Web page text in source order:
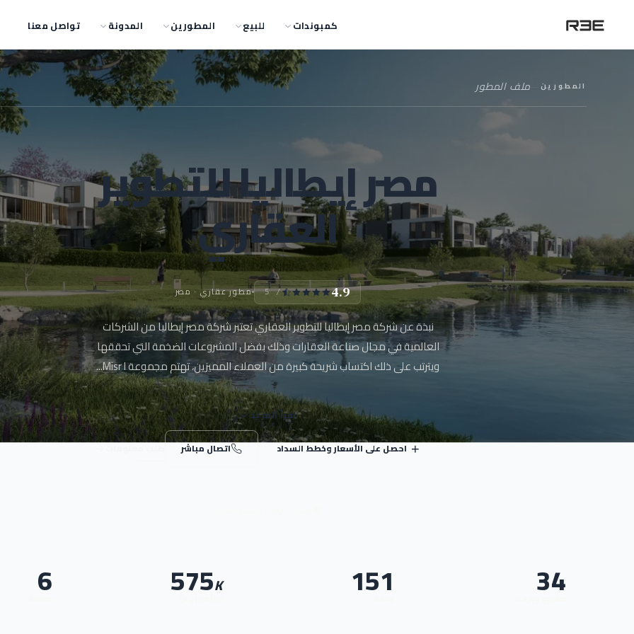
كمبوندات للبيع المطورين المدونة تواصل معنا
المطورين ملف المطور
مصر إيطاليا للتطوير
العقاري
4.9
/ 5 مطور عقاري · مصر
نبذة عن شركة مصر إيطاليا للتطوير العقاري تعتبر شركة مصر إيطاليا من الشركات
العالمية في مجال صناعة العقارات وذلك بفضل المشروعات الضخمة التي تحققها
ويترتب على ذلك اكتساب شريحة كبيرة من العملاء المميزين، تهتم مجموعة Misr I...
اقرأ المزيد
+ احصل على الأسعار وخطط السداد اتصال مباشر طلب معلومات
34
151
575K
6